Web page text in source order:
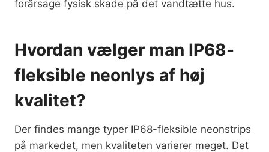
forårsage fysisk skade på det vandtætte hus.
Hvordan vælger man IP68-
fleksible neonlys af høj
kvalitet?
Der findes mange typer IP68-fleksible neonstrips
på markedet, men kvaliteten varierer meget. Det